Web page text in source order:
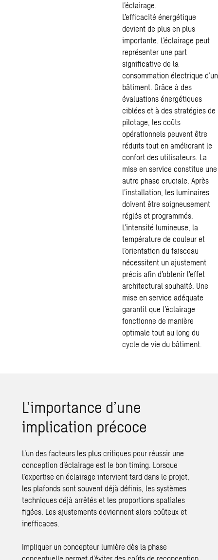
l’éclairage.
L’efficacité énergétique
devient de plus en plus
importante. L’éclairage peut
représenter une part
significative de la
consommation électrique d’un
bâtiment. Grâce à des
évaluations énergétiques
ciblées et à des stratégies de
pilotage, les coûts
opérationnels peuvent être
réduits tout en améliorant le
confort des utilisateurs. La
mise en service constitue une
autre phase cruciale. Après
l’installation, les luminaires
doivent être soigneusement
réglés et programmés.
L’intensité lumineuse, la
température de couleur et
l’orientation du faisceau
nécessitent un ajustement
précis afin d’obtenir l’effet
architectural souhaité. Une
mise en service adéquate
garantit que l’éclairage
fonctionne de manière
optimale tout au long du
cycle de vie du bâtiment.
L’importance d’une
implication précoce
L’un des facteurs les plus critiques pour réussir une
conception d’éclairage est le bon timing. Lorsque
l’expertise en éclairage intervient tard dans le projet,
les plafonds sont souvent déjà définis, les systèmes
techniques déjà arrêtés et les proportions spatiales
figées. Les ajustements deviennent alors coûteux et
inefficaces.
Impliquer un concepteur lumière dès la phase